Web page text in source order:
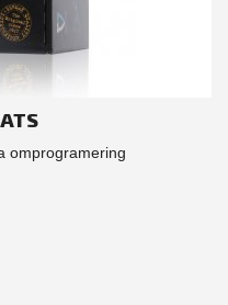
omprogramering